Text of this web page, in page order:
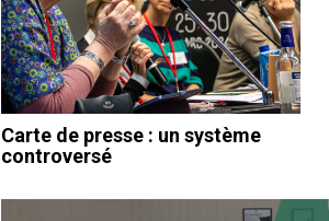
Carte de presse : un système
controversé